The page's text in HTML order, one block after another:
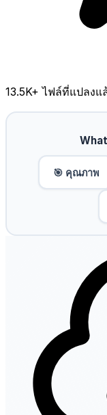
13.5K+ ไฟล์ที่แปลงแ
🎯 คุณภาพ